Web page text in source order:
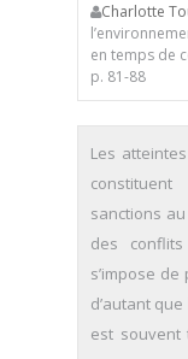
Charlotte
en temps de
p. 81-88
Les
sanctions
des
s’impose
d’autant
est souvent